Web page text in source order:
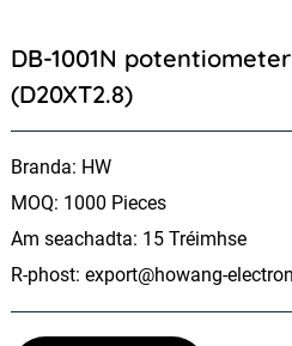
DB-1001N
(D20XT2.8)
Branda: HW
MOQ: 1000 Pieces
Am seachadta: 15 Tréimhse
R-phost: export@howang-